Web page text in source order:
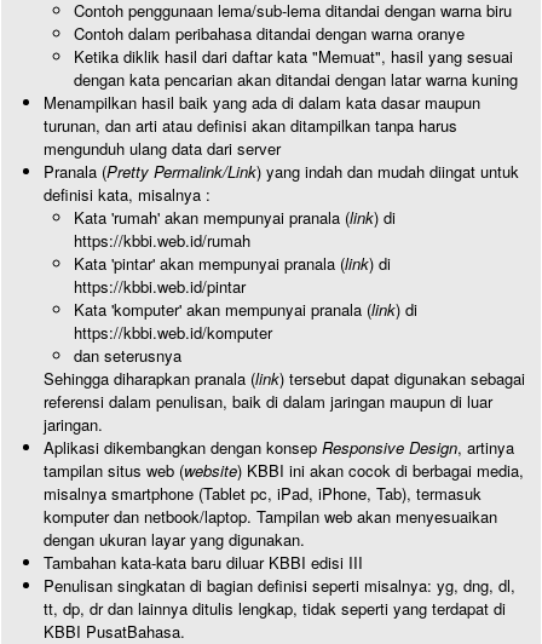
Contoh penggunaan lema/sub-lema ditandai dengan warna biru
Contoh dalam peribahasa ditandai dengan warna oranye
Ketika diklik hasil dari daftar kata "Memuat", hasil yang sesuai
dengan kata pencarian akan ditandai dengan latar warna kuning
Menampilkan hasil baik yang ada di dalam kata dasar maupun
turunan, dan arti atau definisi akan ditampilkan tanpa harus
mengunduh ulang data dari server
Pranala (Pretty Permalink/Link) yang indah dan mudah diingat untuk
definisi kata, misalnya :
Kata 'rumah' akan mempunyai pranala (link) di
https://kbbi.web.id/rumah
Kata 'pintar' akan mempunyai pranala (link) di
https://kbbi.web.id/pintar
Kata 'komputer' akan mempunyai pranala (link) di
https://kbbi.web.id/komputer
dan seterusnya
Sehingga diharapkan pranala (link) tersebut dapat digunakan sebagai
referensi dalam penulisan, baik di dalam jaringan maupun di luar
jaringan.
Aplikasi dikembangkan dengan konsep Responsive Design, artinya
tampilan situs web (website) KBBI ini akan cocok di berbagai media,
misalnya smartphone (Tablet pc, iPad, iPhone, Tab), termasuk
komputer dan netbook/laptop. Tampilan web akan menyesuaikan
dengan ukuran layar yang digunakan.
Tambahan kata-kata baru diluar KBBI edisi III
Penulisan singkatan di bagian definisi seperti misalnya: yg, dng, dl,
tt, dp, dr dan lainnya ditulis lengkap, tidak seperti yang terdapat di
KBBI PusatBahasa.